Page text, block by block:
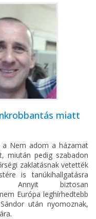
miatt
a Nem adom a házamat
miután pedig szabadon
zaklatásnak vetették
is tanúkihallgatásra
Annyit biztosan
Európa leghírhedtebb
után nyomoznak,